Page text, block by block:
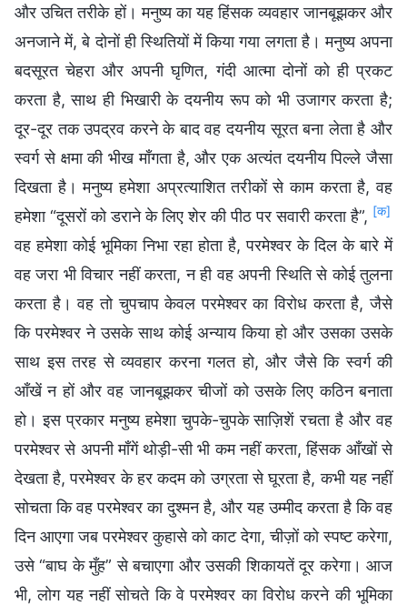
और उचित तरीके हों। मनुष्य का यह हिंसक व्यवहार जानबूझकर और
अनजाने में, बे दोनों ही स्थितियों में किया गया लगता है। मनुष्य अपना
बदसूरत चेहरा और अपनी घृणित, गंदी आत्मा दोनों को ही प्रकट
करता है, साथ ही भिखारी के दयनीय रूप को भी उजागर करता है;
दूर-दूर तक उपद्रव करने के बाद वह दयनीय सूरत बना लेता है और
स्वर्ग से क्षमा की भीख माँगता है, और एक अत्यंत दयनीय पिल्ले जैसा
दिखता है। मनुष्य हमेशा अप्रत्याशित तरीकों से काम करता है, वह
हमेशा “दूसरों को डराने के लिए शेर की पीठ पर सवारी करता है”, [क]
वह हमेशा कोई भूमिका निभा रहा होता है, परमेश्वर के दिल के बारे में
वह जरा भी विचार नहीं करता, न ही वह अपनी स्थिति से कोई तुलना
करता है। वह तो चुपचाप केवल परमेश्वर का विरोध करता है, जैसे
कि परमेश्वर ने उसके साथ कोई अन्याय किया हो और उसका उसके
साथ इस तरह से व्यवहार करना गलत हो, और जैसे कि स्वर्ग की
आँखें न हों और वह जानबूझकर चीजों को उसके लिए कठिन बनाता
हो। इस प्रकार मनुष्य हमेशा चुपके-चुपके साज़िशें रचता है और वह
परमेश्वर से अपनी माँगें थोड़ी-सी भी कम नहीं करता, हिंसक आँखों से
देखता है, परमेश्वर के हर कदम को उग्रता से घूरता है, कभी यह नहीं
सोचता कि वह परमेश्वर का दुश्मन है, और यह उम्मीद करता है कि वह
दिन आएगा जब परमेश्वर कुहासे को काट देगा, चीज़ों को स्पष्ट करेगा,
उसे “बाघ के मुँह” से बचाएगा और उसकी शिकायतें दूर करेगा। आज
भी, लोग यह नहीं सोचते कि वे परमेश्वर का विरोध करने की भूमिका